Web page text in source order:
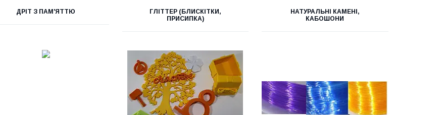
ДРІТ З ПАМ'ЯТТЮ
ГЛІТТЕР (БЛИСКІТКИ,
ПРИСИПКА)
НАТУРАЛЬНІ КАМЕНІ,
КАБОШОНИ